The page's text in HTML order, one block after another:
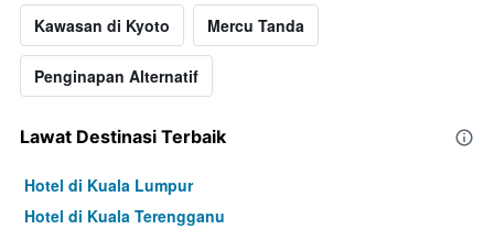
Kawasan di Kyoto Mercu Tanda
Penginapan Alternatif
Lawat Destinasi Terbaik
Hotel di Kuala Lumpur
Hotel di Kuala Terengganu